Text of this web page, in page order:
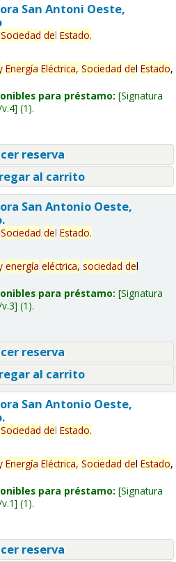
San Antoni Oeste,
Sociedad del Estado.
Energía Eléctrica, Sociedad del Estado,
para préstamo: Signatura
(1).
reserva
al carrito
San Antonio Oeste,
Sociedad del Estado.
energía eléctrica, sociedad del
para préstamo: Signatura
(1).
reserva
al carrito
San Antonio Oeste,
Sociedad del Estado.
Energía Eléctrica, Sociedad del Estado,
para préstamo: Signatura
(1).
reserva